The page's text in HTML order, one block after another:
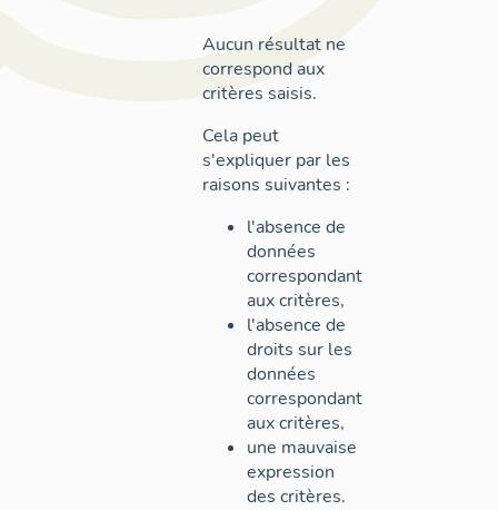
Aucun résultat ne
correspond aux
critères saisis.
Cela peut
s'expliquer par les
raisons suivantes :
l'absence de
données
correspondant
aux critères,
l'absence de
droits sur les
données
correspondant
aux critères,
une mauvaise
expression
des critères.